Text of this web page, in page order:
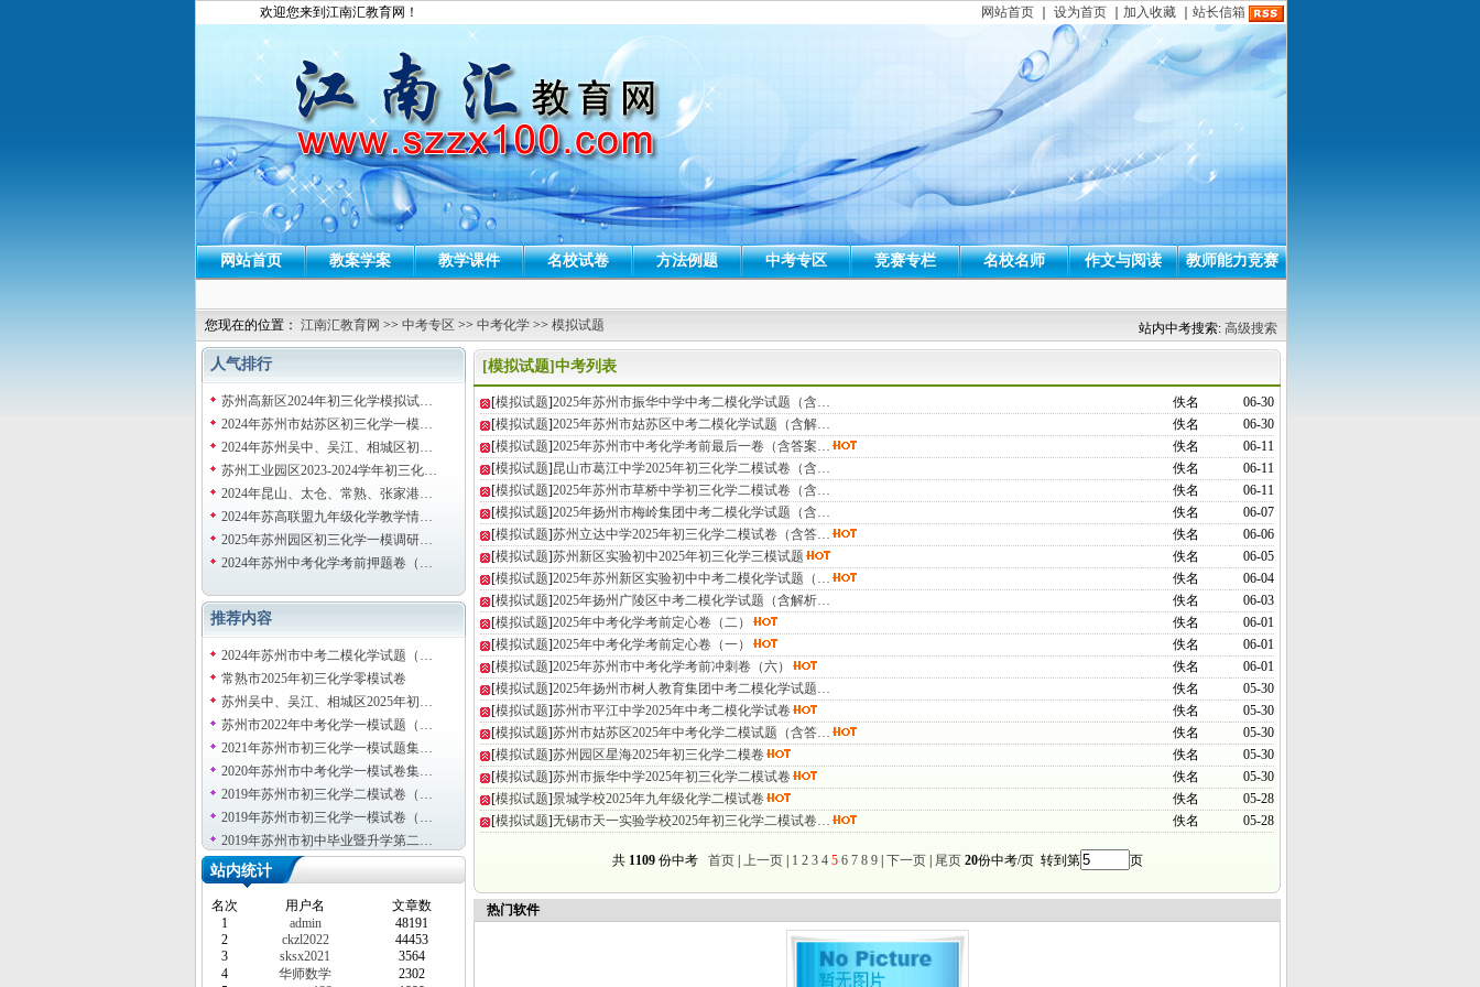
欢迎您来到江南汇教育网！ 网站首页 设为首页 加入收藏 站长信箱
网站首页 教案学案 教学课件 名校试卷 方法例题 中考专区 竞赛专栏 名校名师 作文与阅读 教师能力竞赛
您现在的位置： 江南汇教育网 >> 中考专区 >> 中考化学 >> 模拟试题 站内中考搜索: 高级搜索
人气排行
苏州高新区2024年初三化学模拟试…
2024年苏州市姑苏区初三化学一模…
2024年苏州吴中、吴江、相城区初…
苏州工业园区2023-2024学年初三化…
2024年昆山、太仓、常熟、张家港…
2024年苏高联盟九年级化学教学情…
2025年苏州园区初三化学一模调研…
2024年苏州中考化学考前押题卷（…
推荐内容
2024年苏州市中考二模化学试题（…
常熟市2025年初三化学零模试卷
苏州吴中、吴江、相城区2025年初…
苏州市2022年中考化学一模试题（…
2021年苏州市初三化学一模试题集…
2020年苏州市中考化学一模试卷集…
2019年苏州市初三化学二模试卷（…
2019年苏州市初三化学一模试卷（…
2019年苏州市初中毕业暨升学第二…
站内统计
名次 用户名
文章数
1
admin
48191
2
ckzl2022
44453
3
sksx2021
3564
4
华师数学
2302
[模拟试题]中考列表
[模拟试题]2025年苏州市振华中学中考二模化学试题（含… 佚名
06-30
[模拟试题]2025年苏州市姑苏区中考二模化学试题（含解… 佚名
06-30
[模拟试题]2025年苏州市中考化学考前最后一卷（含答案… 佚名
06-11
[模拟试题]昆山市葛江中学2025年初三化学二模试卷（含… 佚名
06-11
[模拟试题]2025年苏州市草桥中学初三化学二模试卷（含… 佚名
06-11
[模拟试题]2025年扬州市梅岭集团中考二模化学试题（含… 佚名
06-07
[模拟试题]苏州立达中学2025年初三化学二模试卷（含答… 佚名
06-06
[模拟试题]苏州新区实验初中2025年初三化学三模试题 佚名
06-05
[模拟试题]2025年苏州新区实验初中中考二模化学试题（… 佚名
06-04
[模拟试题]2025年扬州广陵区中考二模化学试题（含解析… 佚名
06-03
[模拟试题]2025年中考化学考前定心卷（二） 佚名
06-01
[模拟试题]2025年中考化学考前定心卷（一） 佚名
06-01
[模拟试题]2025年苏州市中考化学考前冲刺卷（六） 佚名
06-01
[模拟试题]2025年扬州市树人教育集团中考二模化学试题… 佚名
05-30
[模拟试题]苏州市平江中学2025年中考二模化学试卷 佚名
05-30
[模拟试题]苏州市姑苏区2025年中考化学二模试题（含答… 佚名
05-30
[模拟试题]苏州园区星海2025年初三化学二模卷 佚名
05-30
[模拟试题]苏州市振华中学2025年初三化学二模试卷 佚名
05-30
[模拟试题]景城学校2025年九年级化学二模试卷 佚名
05-28
[模拟试题]无锡市天一实验学校2025年初三化学二模试卷… 佚名 05-28
共 1109份中考 首页| 上一页| 1 2 3 4 5 6 7 8 9| 下一页| 尾页 20份中考/页 转到第 页
热门软件